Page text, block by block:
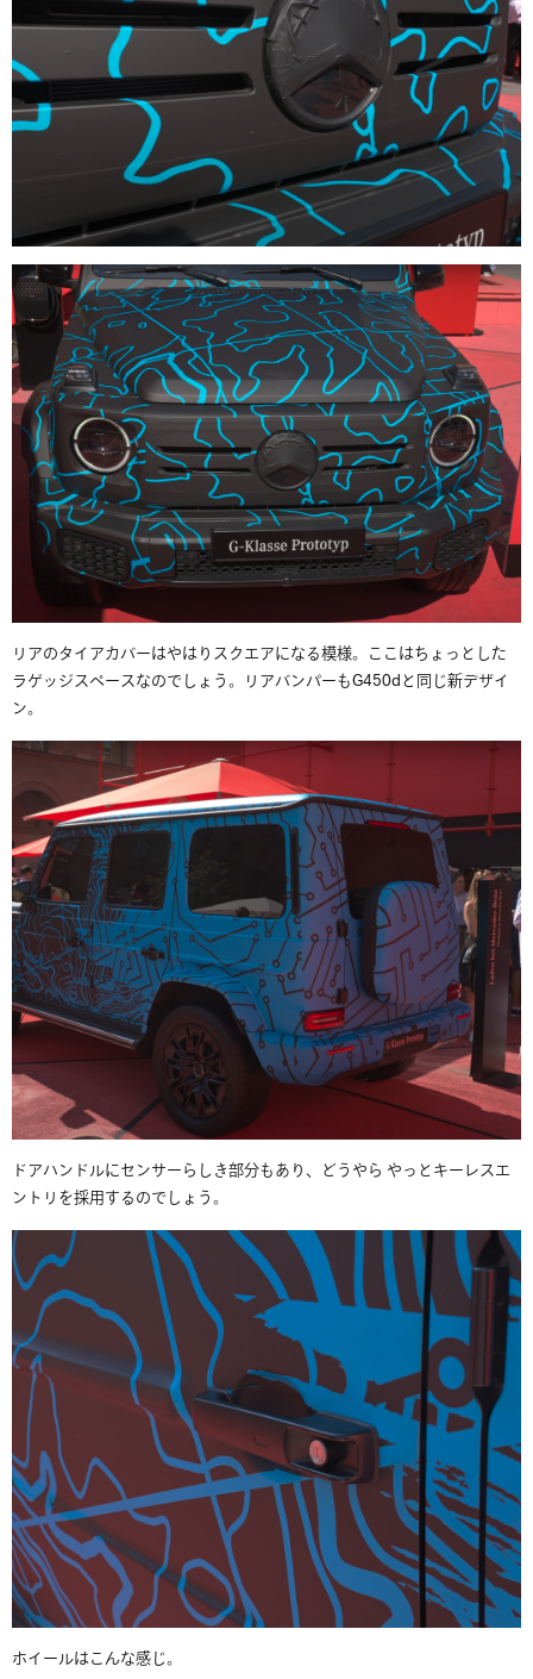
リアのタイアカバーはやはりスクエアになる模様。ここはちょっとした
ラゲッジスペースなのでしょう。リアバンパーもG450dと同じ新デザイ
ン。
ドアハンドルにセンサーらしき部分もあり、どうやら やっとキーレスエ
ントリを採用するのでしょう。
ホイールはこんな感じ。